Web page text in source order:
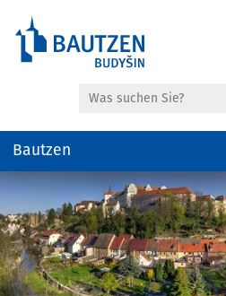
der
anspringen
Suche
Bautzen